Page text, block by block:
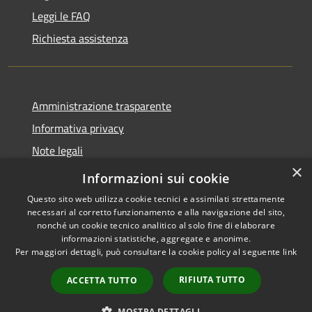
Leggi le FAQ
Richiesta assistenza
Amministrazione trasparente
Informativa privacy
Note legali
Dichiarazione di accessibilità
Accessibilità
Copyright © 2026 • Comune di
Cervia • Powered by
Municipium•
Accesso
redazione
×
Informazioni sui cookie
Questo sito web utilizza cookie tecnici e assimilati strettamente
necessari al corretto funzionamento e alla navigazione del sito,
nonché un cookie tecnico analitico al solo fine di elaborare
informazioni statistiche, aggregate e anonime.
Per maggiori dettagli, può consultare la cookie policy al seguente link
ACCETTA TUTTO RIFIUTA TUTTO